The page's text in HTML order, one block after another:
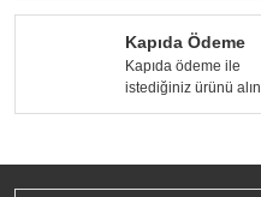
Kapıda Ödeme
Kapıda ödeme ile
istediğiniz ürünü alın